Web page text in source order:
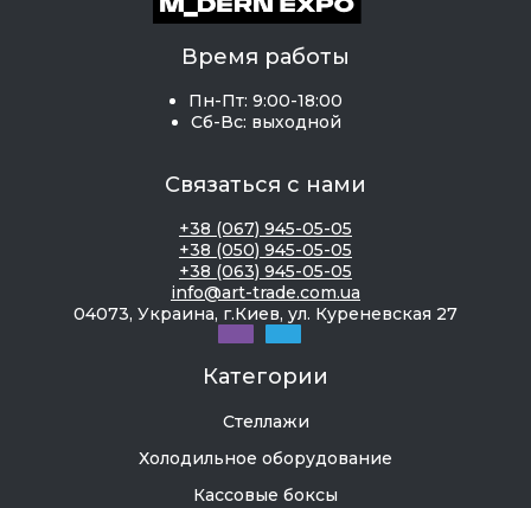
Время работы
Пн-Пт: 9:00-18:00
Сб-Вс: выходной
Связаться с нами
+38 (067) 945-05-05
+38 (050) 945-05-05
+38 (063) 945-05-05
info@art-trade.com.ua
04073, Украина, г.Киев, ул. Куреневская 27
Категории
Стеллажи
Холодильное оборудование
Кассовые боксы